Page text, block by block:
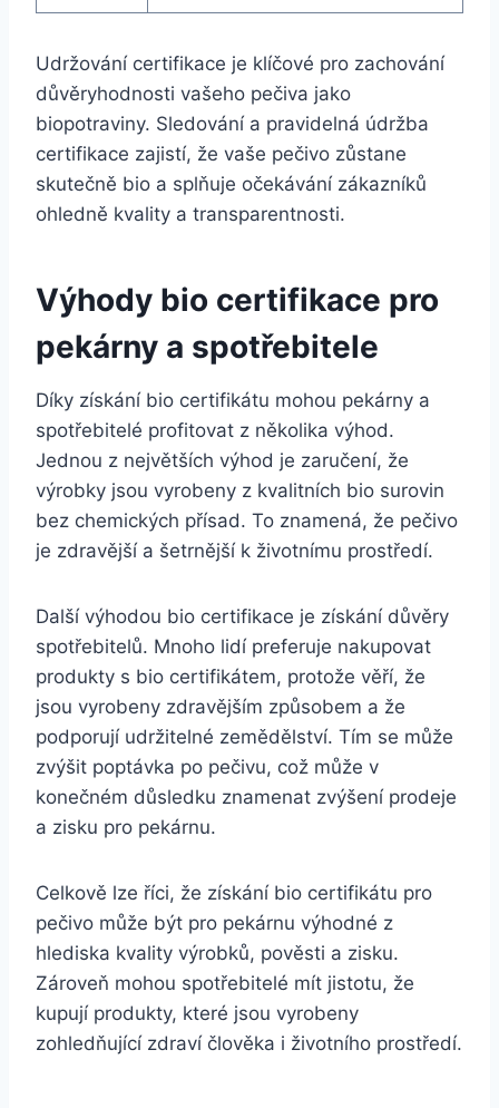
Udržování ⁤certifikace je klíčové pro zachování
důvěryhodnosti vašeho⁣ pečiva ⁤jako
biopotraviny. Sledování a pravidelná údržba
certifikace⁤ zajistí, že⁣ vaše pečivo zůstane
skutečně⁣ bio a splňuje ⁢očekávání⁣ zákazníků
ohledně kvality ​a transparentnosti.
Výhody‌ bio certifikace pro
pekárny a spotřebitele
Díky získání‌ bio certifikátu ‌mohou pekárny a
spotřebitelé profitovat z několika ⁢výhod.
Jednou z ⁣největších výhod je zaručení, ⁣že
výrobky jsou vyrobeny z ⁢kvalitních bio ​surovin
bez chemických přísad. To znamená, že pečivo
je zdravější⁣ a šetrnější k⁢ životnímu prostředí.
Další výhodou bio‍ certifikace‍ je získání důvěry
spotřebitelů. Mnoho lidí‍ preferuje nakupovat
produkty s bio certifikátem, protože věří, že
jsou ⁣vyrobeny zdravějším způsobem ⁣a že
podporují udržitelné zemědělství. ⁤Tím se může
zvýšit⁢ poptávka po pečivu,⁢ což může ⁤v
konečném důsledku znamenat zvýšení prodeje
a zisku pro pekárnu.
Celkově lze říci, že získání bio​ certifikátu pro‍
pečivo ​může být pro pekárnu výhodné ⁢z
hlediska kvality výrobků, pověsti ‍a zisku.
Zároveň mohou spotřebitelé mít jistotu, že
⁣kupují produkty, které jsou ⁢vyrobeny⁢
zohledňující zdraví člověka i životního ⁤prostředí.